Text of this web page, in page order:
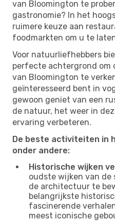
van Bloomington te
gastronomie? In het
ruimere keuze aan
foodmarkten om u te
Voor natuurliefhebbers
perfecte achtergrond om
van Bloomington te
geïnteresseerd bent in
gewoon geniet van een
de natuur, het weer in
ervaring verbeteren.
De beste activiteiten in
onder andere:
Historische wijken
oudste wijken van de
de architectuur te
belangrijkste
fascinerende
meest iconische